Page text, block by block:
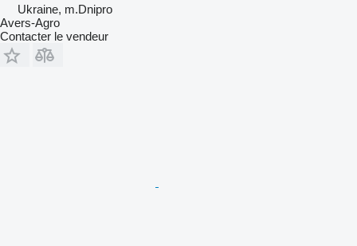
Ukraine, m.Dnipro
Avers-Agro
Contacter le vendeur